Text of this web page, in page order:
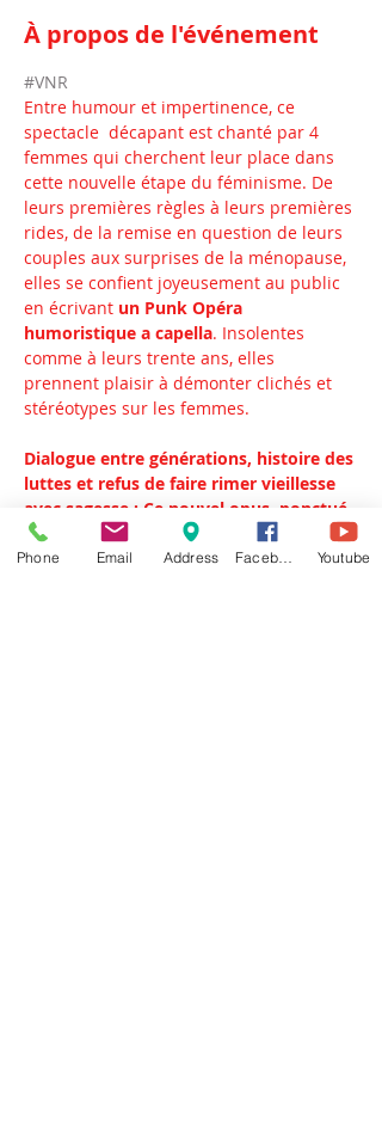
À propos de l'événement
#VNR
Entre humour et impertinence, ce
spectacle  décapant est chanté par 4
femmes qui cherchent leur place dans
cette nouvelle étape du féminisme. De
leurs premières règles à leurs premières
rides, de la remise en question de leurs
couples aux surprises de la ménopause,
elles se confient joyeusement au public
en écrivant un Punk Opéra
humoristique a capella. Insolentes
comme à leurs trente ans, elles
prennent plaisir à démonter clichés et
stéréotypes sur les femmes.
Dialogue entre générations, histoire des
luttes et refus de faire rimer vieillesse
avec sagesse : Ce nouvel opus, ponctué
de chansons-phares du Quartet Buccal,
est une ode aux révoltes et aux
Phone Email Address Youtube